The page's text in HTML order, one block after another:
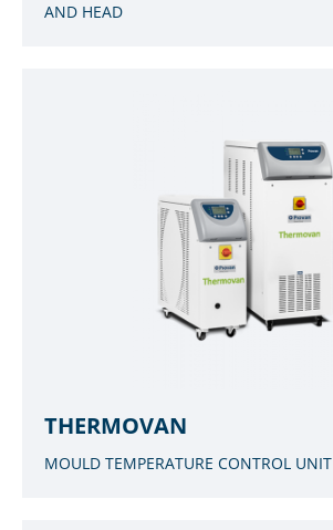
AND HEAD
THERMOVAN
MOULD TEMPERATURE CONTROL UNIT